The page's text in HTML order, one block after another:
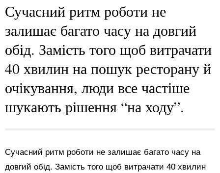
Сучасний ритм роботи не
залишає багато часу на довгий
обід. Замість того щоб витрачати
40 хвилин на пошук ресторану й
очікування, люди все частіше
шукають рішення “на ходу”.
Сучасний ритм роботи не залишає багато часу на
довгий обід. Замість того щоб витрачати 40 хвилин